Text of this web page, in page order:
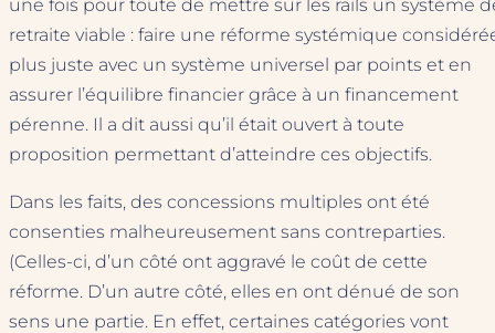
une fois pour toute de mettre sur les rails un système
retraite viable : faire une réforme systémique
plus juste avec un système universel par points et en
assurer l’équilibre financier grâce à un financement
pérenne. Il a dit aussi qu’il était ouvert à toute
proposition permettant d’atteindre ces objectifs.
Dans les faits, des concessions multiples ont été
consenties malheureusement sans contreparties.
(Celles-ci, d’un côté ont aggravé le coût de cette
réforme. D’un autre côté, elles en ont dénué de son
sens une partie. En effet, certaines catégories vont